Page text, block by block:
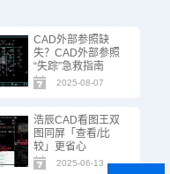
CAD外部参照缺
失？CAD外部参照
“失踪”急救指南
2025-08-07
浩辰CAD看图王双
图同屏「查看/比
较」更省心
2025-06-13